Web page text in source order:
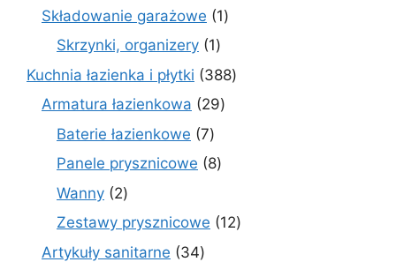
produktów
Składowanie garażowe 11
Skrzynki, organizery 11
produkt
Kuchnia łazienka i płytki 388388
Armatura łazienkowa 2929
Baterie łazienkowe 77
produktów
Panele prysznicowe 88
Wanny 22
produkty
Zestawy prysznicowe 1212
Artykuły sanitarne 3434